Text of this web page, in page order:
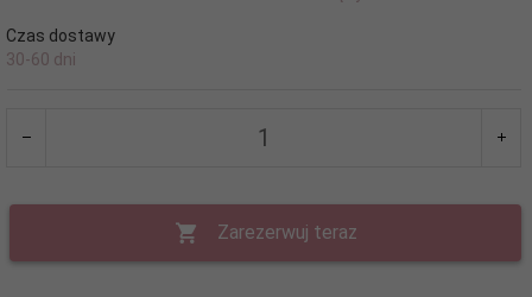
Czas dostawy
30-60 dni
Zarezerwuj teraz